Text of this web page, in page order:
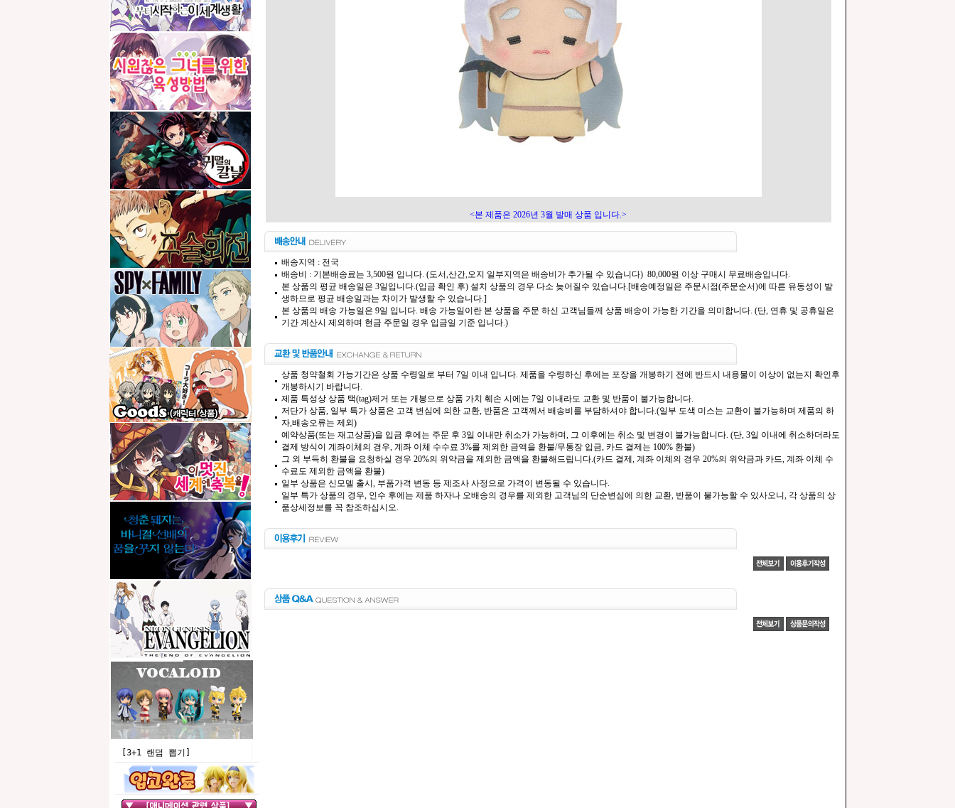
[3+1 랜덤 뽑기]
<본 제품은 2026년 3월 발매 상품 입니다.>
배송지역 : 전국
배송비 : 기본배송료는 3,500원 입니다. (도서,산간,오지 일부지역은 배송비가 추가될 수 있습니다) 80,000원 이상 구매시 무료배송입니다.
본 상품의 평균 배송일은 3일입니다.(입금 확인 후) 설치 상품의 경우 다소 늦어질수 있습니다.[배송예정일은 주문시점(주문순서)에 따른 유동성이 발
생하므로 평균 배송일과는 차이가 발생할 수 있습니다.]
본 상품의 배송 가능일은 9일 입니다. 배송 가능일이란 본 상품을 주문 하신 고객님들께 상품 배송이 가능한 기간을 의미합니다. (단, 연휴 및 공휴일은
기간 계산시 제외하며 현금 주문일 경우 입금일 기준 입니다.)
상품 청약철회 가능기간은 상품 수령일로 부터 7일 이내 입니다. 제품을 수령하신 후에는 포장을 개봉하기 전에 반드시 내용물이 이상이 없는지 확인후
개봉하시기 바랍니다.
제품 특성상 상품 택(tag)제거 또는 개봉으로 상품 가치 훼손 시에는 7일 이내라도 교환 및 반품이 불가능합니다.
저단가 상품, 일부 특가 상품은 고객 변심에 의한 교환, 반품은 고객께서 배송비를 부담하셔야 합니다.(일부 도색 미스는 교환이 불가능하며 제품의 하
자,배송오류는 제외)
예약상품(또는 재고상품)을 입금 후에는 주문 후 3일 이내만 취소가 가능하며, 그 이후에는 취소 및 변경이 불가능합니다. (단, 3일 이내에 취소하더라도
결제 방식이 계좌이체의 경우, 계좌 이체 수수료 3%를 제외한 금액을 환불/무통장 입금, 카드 결제는 100% 환불)
그 외 부득히 환불을 요청하실 경우 20%의 위약금을 제외한 금액을 환불해드립니다.(카드 결제, 계좌 이체의 경우 20%의 위약금과 카드, 계좌 이체 수
수료도 제외한 금액을 환불)
일부 상품은 신모델 출시, 부품가격 변동 등 제조사 사정으로 가격이 변동될 수 있습니다.
일부 특가 상품의 경우, 인수 후에는 제품 하자나 오배송의 경우를 제외한 고객님의 단순변심에 의한 교환, 반품이 불가능할 수 있사오니, 각 상품의 상
품상세정보를 꼭 참조하십시오.